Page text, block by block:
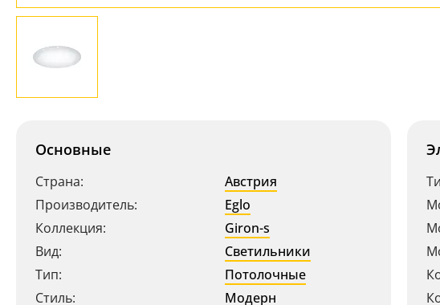
Основные
Страна:
Австрия
Производитель:
Eglo
Коллекция:
Giron-s
Вид:
Светильники
Тип:
Потолочные
Стиль:
Модерн